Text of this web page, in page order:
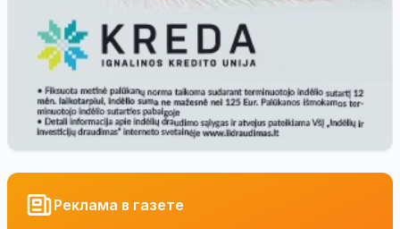
Реклама в газете